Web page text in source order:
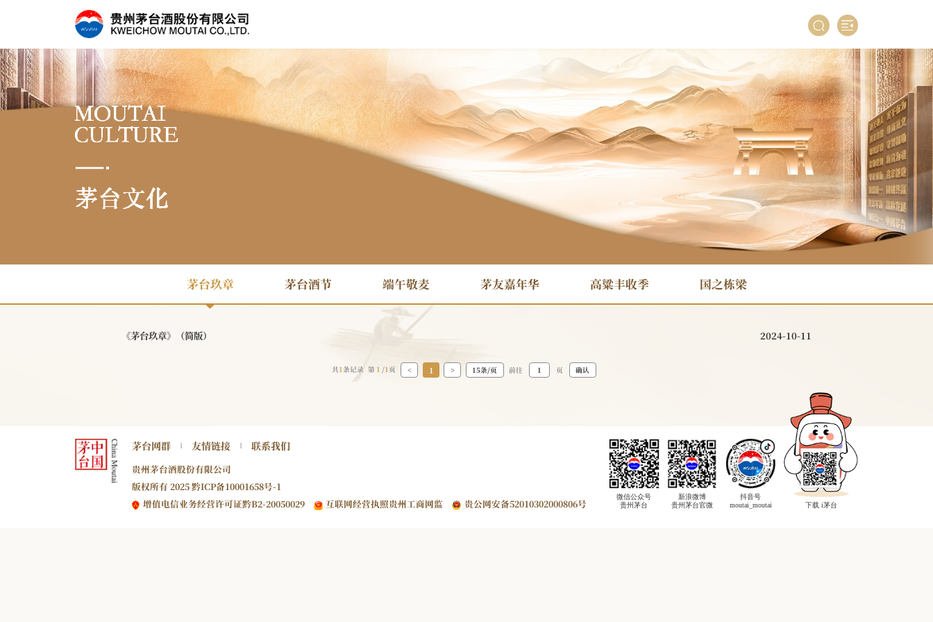
茅台玖章 茅台酒节 端午敬麦 茅友嘉年华 高粱丰收季 国之栋梁
《茅台玖章》（简版） 2024-10-11
共1条记录 第 1 /1页 < 1 > 15条/页 前往 页
茅台网群 | 友情链接 | 联系我们
贵州茅台酒股份有限公司
版权所有 2025黔ICP备10001658号-1
增值电信业务经营许可证黔B2-20050029 互联网经营执照贵州工商网监 贵公网安备52010302000806号
微信公众号
贵州茅台
新浪微博
贵州茅台官微
抖音号
moutai_moutai
下载 i茅台